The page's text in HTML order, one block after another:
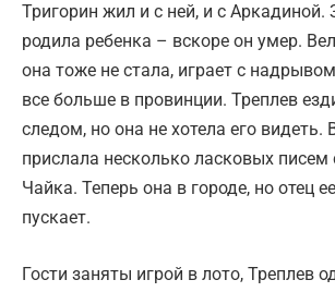
Тригорин жил и с ней, и с Аркадиной.
родила ребенка – вскоре он умер.
она тоже не стала, играет с
все больше в провинции. Треплев
следом, но она не хотела его видеть.
прислала несколько ласковых
Чайка. Теперь она в городе, но отец
пускает.
Гости заняты игрой в лото, Треплев